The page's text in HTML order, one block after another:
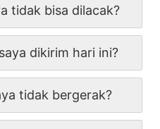
tidak bisa dilacak?
dikirim hari ini?
tidak bergerak?